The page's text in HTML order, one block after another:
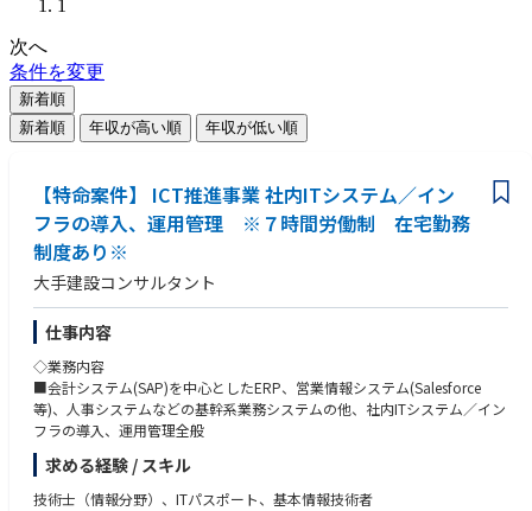
1
次へ
条件を変更
新着順
新着順
年収が高い順 年収が低い順
【特命案件】 ICT推進事業 社内ITシステム／イン
フラの導入、運用管理 ※７時間労働制 在宅勤務
制度あり※
大手建設コンサルタント
仕事内容
◇業務内容
■会計システム(SAP)を中心としたERP、営業情報システム(Salesforce
等)、人事システムなどの基幹系業務システムの他、社内ITシステム／イン
フラの導入、運用管理全般
求める経験 / スキル
技術士（情報分野）、ITパスポート、基本情報技術者